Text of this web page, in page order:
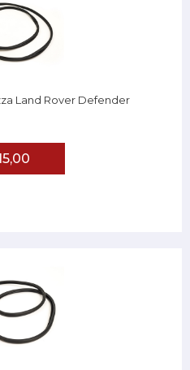
Land Rover Defender